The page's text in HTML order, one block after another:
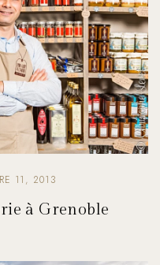
11, 2013
à Grenoble